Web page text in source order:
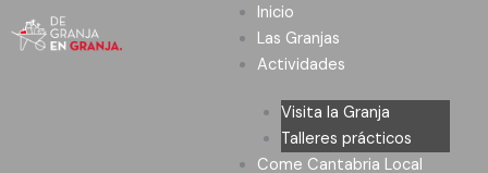
Inicio
Las Granjas
Actividades
Visita la Granja
Talleres prácticos
Come Cantabria Local